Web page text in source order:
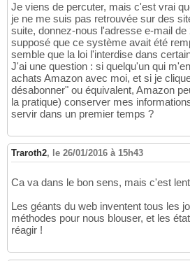
Je viens de percuter, mais c'est vrai
je ne me suis pas retrouvée sur des
suite, donnez-nous l'adresse e-mail
supposé que ce système avait été
semble que la loi l'interdise dans
J'ai une question : si quelqu'un qui
achats Amazon avec moi, et si je
désabonner" ou équivalent, Amazon
la pratique) conserver mes
servir dans un premier temps ?
Traroth2, le 26/01/2016 à 15h43
Ca va dans le bon sens, mais c'est
Les géants du web inventent tous les
méthodes pour nous blouser, et les
réagir !